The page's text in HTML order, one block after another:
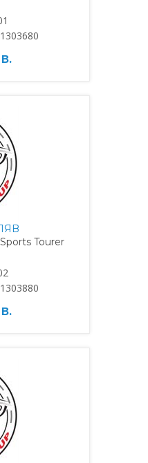
Tourer